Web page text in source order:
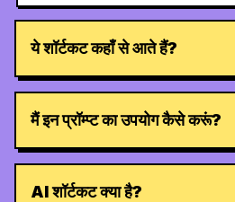
ये शॉर्टकट कहाँ से आते हैं?
मैं इन प्रॉम्प्ट का उपयोग कैसे करूं?
AI शॉर्टकट क्या है?